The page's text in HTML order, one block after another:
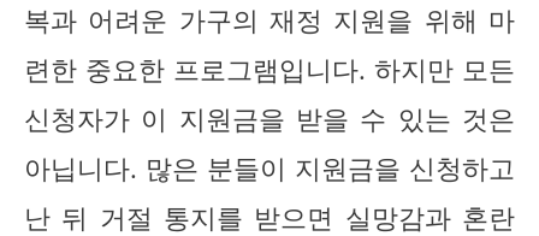
복과 어려운 가구의 재정 지원을 위해 마
련한 중요한 프로그램입니다. 하지만 모든
신청자가 이 지원금을 받을 수 있는 것은
아닙니다. 많은 분들이 지원금을 신청하고
난 뒤 거절 통지를 받으면 실망감과 혼란